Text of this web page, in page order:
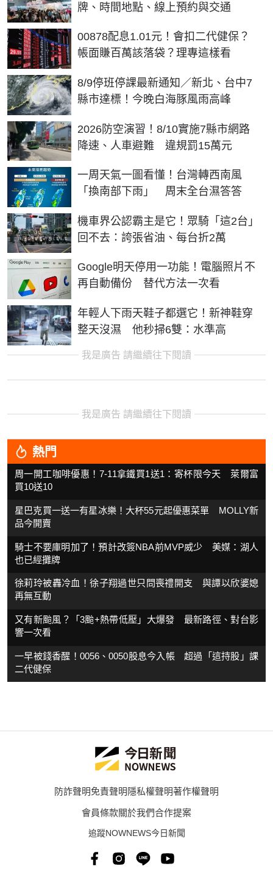
牌、時間地點、線上預約與交通
00878配息1.01元！會扣二代健保？
帳面賺百萬該落袋？理專這樣看
8/9停班停課最新通知／新北、台中7
縣市達標！今晚白海豚風雨高峰
2026防空演習！8/10實施7縣市網路
降速、人車避難 違規罰15萬元
一周天氣一圖看懂！台灣轉西南風
「換南部下雨」 周末全台濕答答
機車界公認霸主是它！眾騎「這2台」
回不去：誇張省油、每台折2萬
Google明天停用一功能！電腦照片不
再自動備份 替代方法一次看
年輕人下雨天鞋子都選它！新神鞋穿
整天沒濕 他秒掃6雙：水準高
我是廣告 請繼續往下閱讀
我是廣告 請繼續往下閱讀
熱門
周一開工咖啡優惠！7-11拿鐵買1送1：寄杯限今天 萊爾富
買10送10
星巴克買一送一有星冰樂！大杯55元起優惠菜單 MOLLY新
品今開賣
騎士不要庫明加了！預計改簽NBA前MVP威少 美媒：湖人
也已經攤牌
徐莉玲被轟冷血！徐子翔過世只問喪禮開支 與譚以欣婆媳
再無互動
又有新颱風？「3颱+熱帶低壓」大爆發 最新路徑、對台影
響一次看
一早被錢香醒！0056、0050股息今入帳 超過「這持股」課
二代健保
防詐聲明免責聲明隱私權聲明著作權聲明
會員條款關於我們合作提案
追蹤NOWNEWS今日新聞